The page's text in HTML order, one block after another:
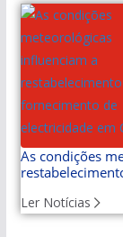
As condições
Ler Notícias